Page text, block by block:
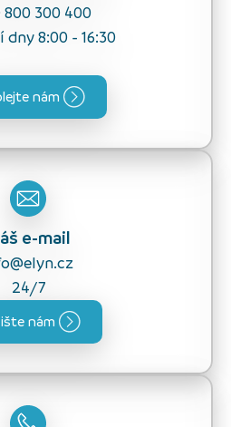
800 300 400
dny 8:00 - 16:30
nám
e-mail
24/7
nám